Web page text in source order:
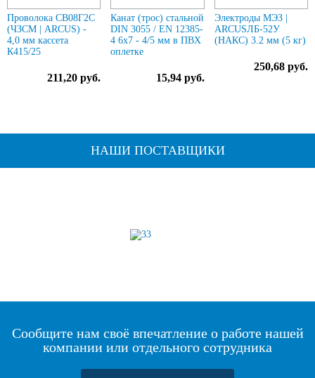
Проволока СВ08Г2С
(ЧЗСМ | ARCUS) -
4,0 мм кассета
К415/25
211,20 руб.
Канат (трос) стальной
DIN 3055 / EN 12385-
4 6x7 - 4/5 мм в ПВХ
оплетке
15,94 руб.
Электроды МЭЗ |
ARCUSЛБ-52У
(НАКС) 3.2 мм (5 кг)
250,68 руб.
НАШИ ПОСТАВЩИКИ
Сообщите нам своё впечатление о работе нашей
компании или отдельного сотрудника